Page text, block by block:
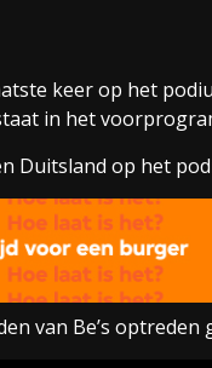
keer op het
in het
Duitsland op het
van Be’s optreden